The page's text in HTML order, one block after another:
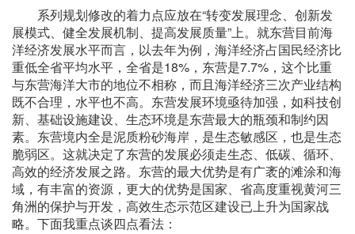
系列规划修改的着力点应放在“转变发展理念、创新发
展模式、健全发展机制、提高发展质量”上。就东营目前海
洋经济发展水平而言，以去年为例，海洋经济占国民经济比
重低全省平均水平，全省是18%，东营是7.7%，这个比重
与东营海洋大市的地位不相称，而且海洋经济三次产业结构
既不合理，水平也不高。东营发展环境亟待加强，如科技创
新、基础设施建设、生态环境是东营最大的瓶颈和制约因
素。东营境内全是泥质粉砂海岸，是生态敏感区，也是生态
脆弱区。这就决定了东营的发展必须走生态、低碳、循环、
高效的经济发展之路。东营的最大优势是有广袤的滩涂和海
域，有丰富的资源，更大的优势是国家、省高度重视黄河三
角洲的保护与开发，高效生态示范区建设已上升为国家战
略。下面我重点谈四点看法：